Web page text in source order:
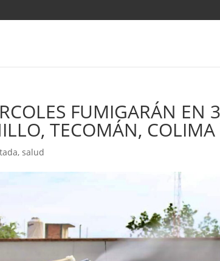
FUMIGARÁN EN
TECOMÁN,
,salud